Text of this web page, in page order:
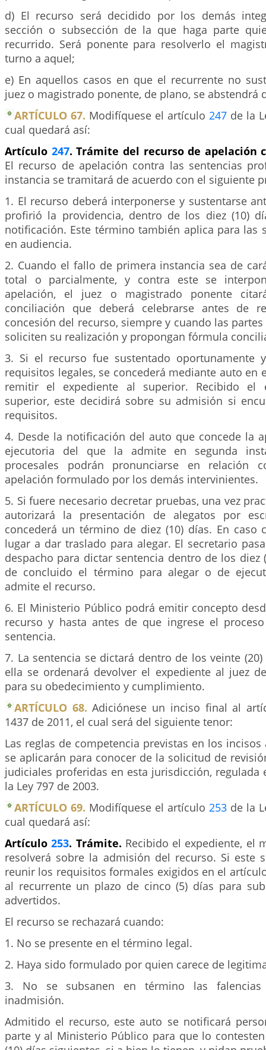
d) El recurso será decidido por los demás
sección o subsección de la que haga parte
recurrido. Será ponente para resolverlo el
turno a aquel;
e) En aquellos casos en que el recurrente no
juez o magistrado ponente, de plano, se abstendrá
ARTÍCULO 67. Modifíquese el artículo 247 de la
cual quedará así:
Artículo 247. Trámite del recurso de apelación
El recurso de apelación contra las sentencias
instancia se tramitará de acuerdo con el siguiente
1. El recurso deberá interponerse y sustentarse
profirió la providencia, dentro de los diez (10)
notificación. Este término también aplica para las
en audiencia.
2. Cuando el fallo de primera instancia sea de
total o parcialmente, y contra este se
apelación, el juez o magistrado ponente
conciliación que deberá celebrarse antes de
concesión del recurso, siempre y cuando las
soliciten su realización y propongan fórmula
3. Si el recurso fue sustentado oportunamente
requisitos legales, se concederá mediante auto en
remitir el expediente al superior. Recibido el
superior, este decidirá sobre su admisión si
requisitos.
4. Desde la notificación del auto que concede la
ejecutoria del que la admite en segunda
procesales podrán pronunciarse en relación
apelación formulado por los demás intervinientes.
5. Si fuere necesario decretar pruebas, una vez
autorizará la presentación de alegatos por
concederá un término de diez (10) días. En caso
lugar a dar traslado para alegar. El secretario
despacho para dictar sentencia dentro de los diez
de concluido el término para alegar o de
admite el recurso.
6. El Ministerio Público podrá emitir concepto
recurso y hasta antes de que ingrese el
sentencia.
7. La sentencia se dictará dentro de los veinte
ella se ordenará devolver el expediente al juez
para su obedecimiento y cumplimiento.
ARTÍCULO 68. Adiciónese un inciso final al
1437 de 2011, el cual será del siguiente tenor:
Las reglas de competencia previstas en los
se aplicarán para conocer de la solicitud de
judiciales proferidas en esta jurisdicción,
la Ley 797 de 2003.
ARTÍCULO 69. Modifíquese el artículo 253 de la
cual quedará así:
Artículo253. Trámite. Recibido el expediente, el
resolverá sobre la admisión del recurso. Si este
reunir los requisitos formales exigidos en el
al recurrente un plazo de cinco (5) días para
advertidos.
El recurso se rechazará cuando:
1. No se presente en el término legal.
2. Haya sido formulado por quien carece de
3. No se subsanen en término las
inadmisión.
Admitido el recurso, este auto se notificará
parte y al Ministerio Público para que lo